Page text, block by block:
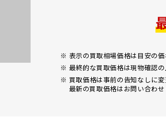
※ 表示の買取相場価格は目安の価
※ 最終的な買取価格は現物確認の
※ 買取価格は事前の告知なしに変
最新の買取価格はお問い合わせ